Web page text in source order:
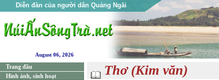
Diễn đàn của người dân Quảng Ngãi
August 06, 2026
Trang đầu
Hình ảnh, sinh hoạt
Thơ (Kim văn)